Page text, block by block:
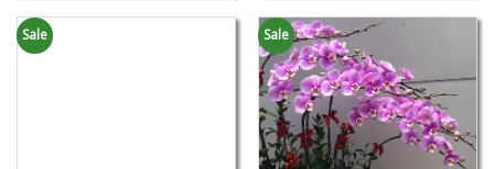
Sale Sale